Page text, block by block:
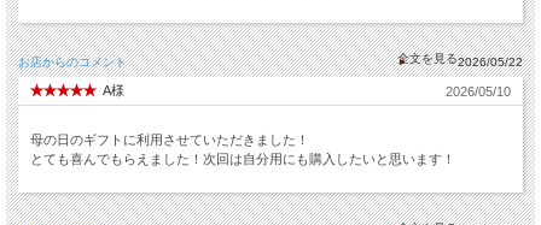
お店からのコメント 2026/05/22
A様 2026/05/10
母の日のギフトに利用させていただきました！
とても喜んでもらえました！次回は自分用にも購入したいと思います！